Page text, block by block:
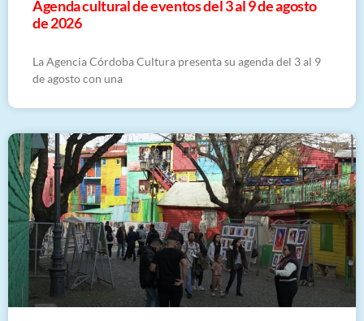
​Agenda cultural de eventos del 3 al 9 de agosto
de 2026
La Agencia Córdoba Cultura presenta su agenda del 3 al 9
de agosto con una